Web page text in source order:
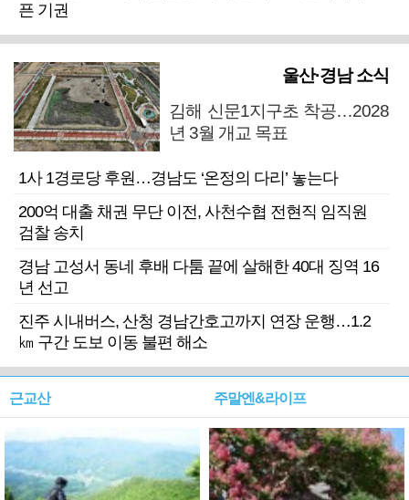
픈 기권
울산·경남 소식
김해 신문1지구초 착공…2028
년 3월 개교 목표
1사 1경로당 후원…경남도 ‘온정의 다리’ 놓는다
200억 대출 채권 무단 이전, 사천수협 전현직 임직원
검찰 송치
경남 고성서 동네 후배 다툼 끝에 살해한 40대 징역 16
년 선고
진주 시내버스, 산청 경남간호고까지 연장 운행…1.2
㎞ 구간 도보 이동 불편 해소
근교산 주말엔&라이프